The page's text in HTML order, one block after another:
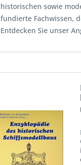
historischen sowie
fundierte Fachwissen,
Entdecken Sie unser